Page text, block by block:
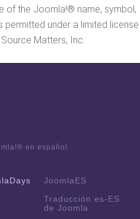
of the Joomla!® name, symbol,
under a limited license
Matters, Inc.
en español
JoomlaES
Traducción es-ES
de Joomla